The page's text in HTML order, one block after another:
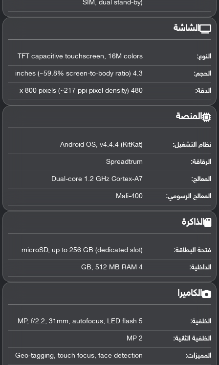
SIM, dual stand-by)
الشاشة
النوع: TFT capacitive touchscreen, 16M colors
الحجم: 4.3 inches (~59.8% screen-to-body ratio)
الدقة: 480 x 800 pixels (~217 ppi pixel density)
المنصة
نظام التشغيل:
Android OS, v4.4.4 (KitKat)
الرقاقة:
Spreadtrum
المعالج:
Dual-core 1.2 GHz Cortex-A7
المعالج الرسومي:
Mali-400
الذاكرة
فتحة البطاقة: microSD, up to 256 GB (dedicated slot)
الداخلية: 4 GB, 512 MB RAM
الكاميرا
الخلفية: 5 MP, f/2.2, 31mm, autofocus, LED flash
الخلفية الثانية: 2 MP
المميزات: Geo-tagging, touch focus, face detection